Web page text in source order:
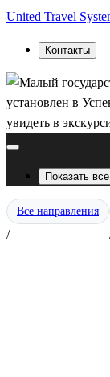
United Travel
Контакты
Показать
Все направления
/